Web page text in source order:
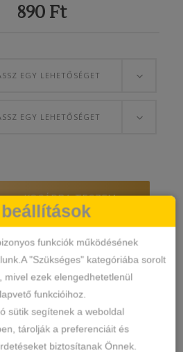
890 Ft
EGY LEHETŐSÉGET
EGY LEHETŐSÉGET
KOSÁRBA TESZEM
,Tanga
tanga,lemila,tanga
funkciók működésének
"Szükséges" kategóriába sorolt
mivel ezek elengedhetetlenül
funkcióihoz.
sütik segítenek a weboldal
tárolják a preferenciáit és
biztosítanak Önnek.